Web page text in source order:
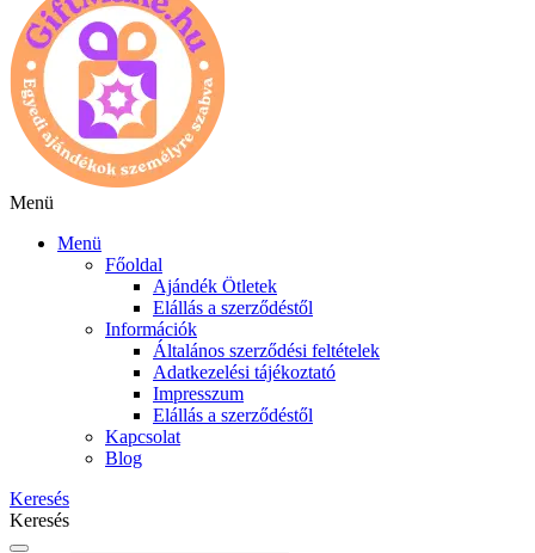
Menü
Menü
Főoldal
Ajándék Ötletek
Elállás a szerződéstől
Információk
Általános szerződési feltételek
Adatkezelési tájékoztató
Impresszum
Elállás a szerződéstől
Kapcsolat
Blog
Keresés
Keresés